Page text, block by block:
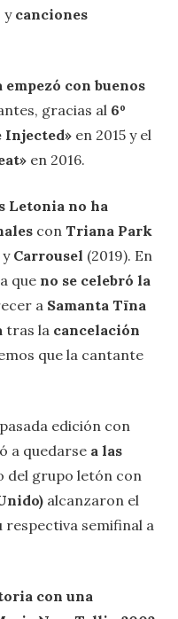
y canciones
empezó con buenos
gracias al 6º
Injected» en 2015 y el
en 2016.
Letonia no ha
con Triana Park
yCarrousel (2019). En
que no se celebró la
a Samanta Tīna
tras la cancelación
que la cantante
edición con
a quedarse a las
del grupo letón con
alcanzaron el
respectiva semifinal a
con una